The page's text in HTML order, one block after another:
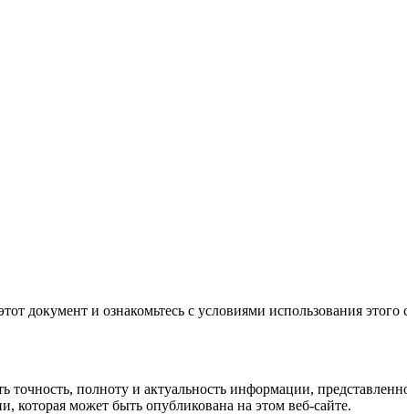
документ и ознакомьтесь с условиями использования этого
полноту и актуальность информации,
может быть опубликована на этом веб-сайте.